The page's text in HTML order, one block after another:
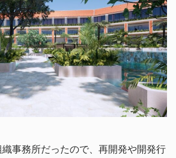
事務所だったので、再開発や開発行